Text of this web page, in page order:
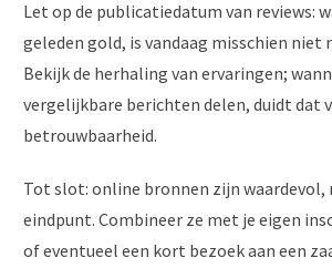
Let op de publicatiedatum van reviews:
geleden gold, is vandaag misschien niet
Bekijk de herhaling van ervaringen;
vergelijkbare berichten delen, duidt dat
betrouwbaarheid.
Tot slot: online bronnen zijn waardevol,
eindpunt. Combineer ze met je eigen
of eventueel een kort bezoek aan een